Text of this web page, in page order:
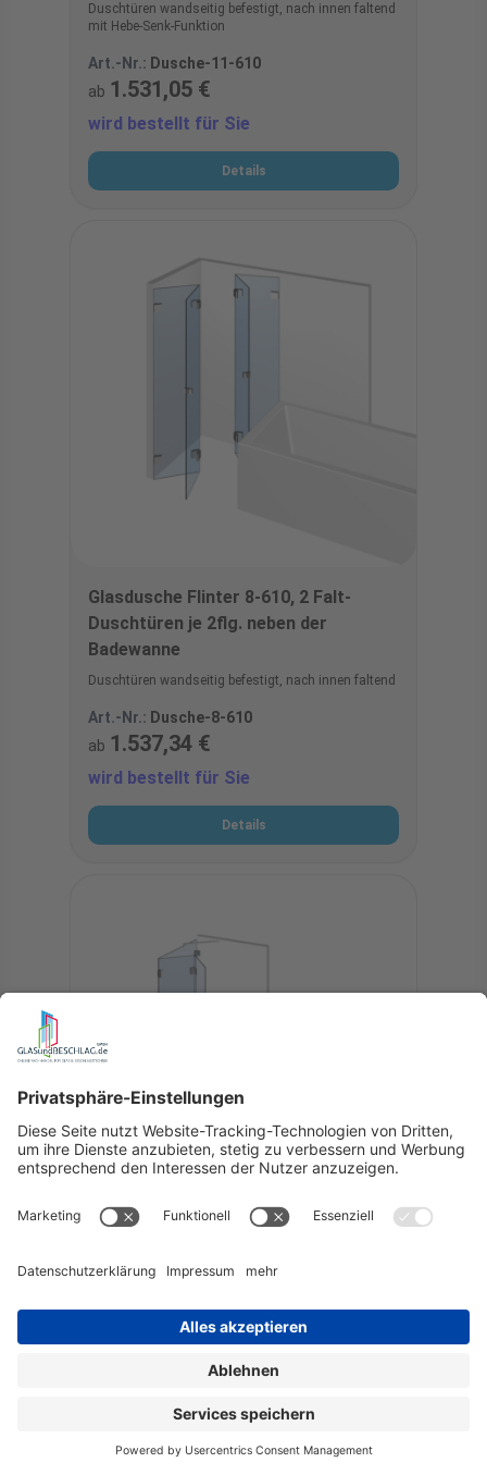
Duschtüren wandseitig befestigt, nach innen faltend
mit Hebe-Senk-Funktion
Art.-Nr.: Dusche-11-610
ab 1.531,05 €
wird bestellt für Sie
Details
Glasdusche Flinter 8-610, 2 Falt-
Duschtüren je 2flg. neben der
Badewanne
Duschtüren wandseitig befestigt, nach innen faltend
Art.-Nr.: Dusche-8-610
ab 1.537,34 €
wird bestellt für Sie
Details
Duschtür mit Festteil auf der
Duschtür befestigt Glas an Glas 90° am Festteil,
1.010,04 €
wird bestellt für Sie